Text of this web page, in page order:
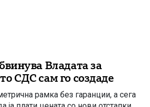
Владата за
СДС сам го создаде
рамка без гаранции, а сега